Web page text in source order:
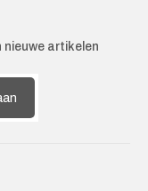
nieuwe artikelen